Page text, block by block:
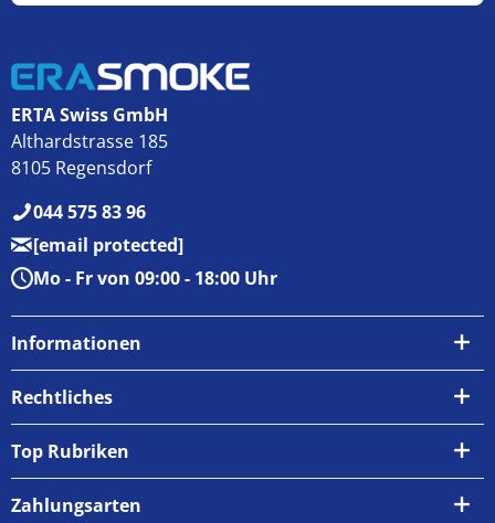
ERTA Swiss GmbH
Althardstrasse 185
8105 Regensdorf
044 575 83 96
[email protected]
Mo - Fr von 09:00 - 18:00 Uhr
Informationen
Über uns
Zahlungsarten
Rechtliches
AGB
Top Rubriken
Zahlungsarten